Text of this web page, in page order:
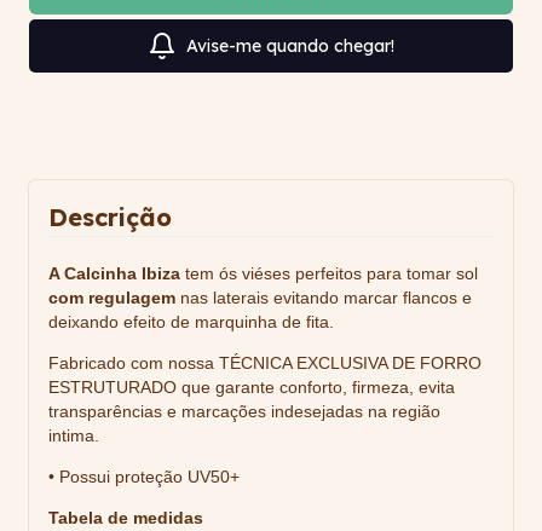
Avise-me quando chegar!
Descrição
A Calcinha Ibiza tem ós viéses perfeitos para tomar sol
com regulagem nas laterais evitando marcar flancos e
deixando efeito de marquinha de fita.
Fabricado com nossa TÉCNICA EXCLUSIVA DE FORRO
ESTRUTURADO que garante conforto, firmeza, evita
transparências e marcações indesejadas na região
intima.
• Possui proteção UV50+
Tabela de medidas